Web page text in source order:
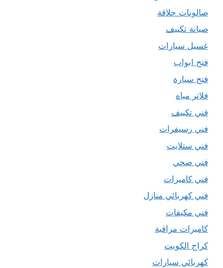
صالونات حلاقة
صيانة تكييف
غسيل سيارات
فتح ابواب
فتح سيارة
فلاتر مياه
فني تكييف
فني رسيفرات
فني ستلايت
فني صحي
فني كاميرات
فني كهربائي منازل
فني مكيفات
كاميرات مراقبة
كراج الكويت
كهربائي سيارات